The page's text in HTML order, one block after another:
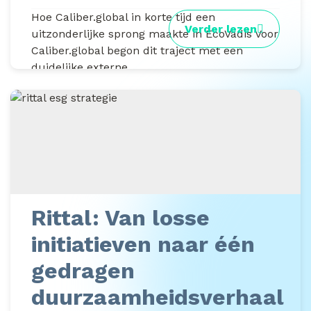
Hoe Caliber.global in korte tijd een
uitzonderlijke sprong maakte in EcoVadis Voor
Caliber.global begon dit traject met een
duidelijke externe...
Verder lezen
Rittal: Van losse
initiatieven naar één
gedragen
duurzaamheidsverhaal